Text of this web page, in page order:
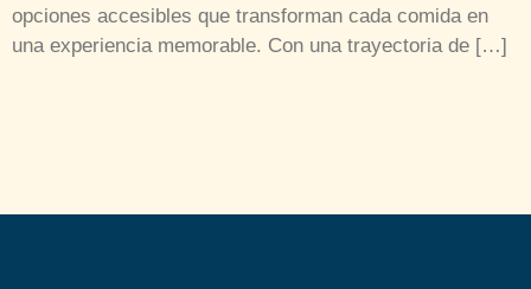
opciones accesibles que transforman cada comida en
una experiencia memorable. Con una trayectoria de […]